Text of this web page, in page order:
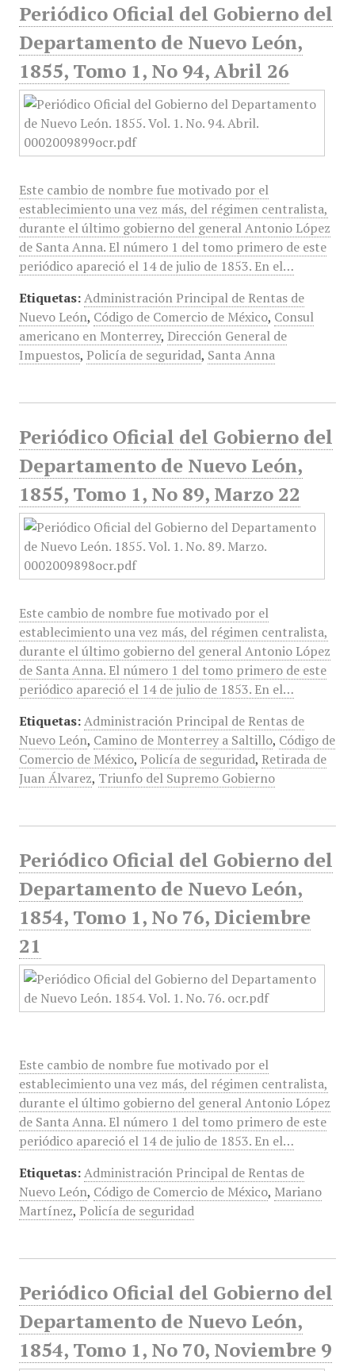
Periódico Oficial del Gobierno del
Departamento de Nuevo León,
1855, Tomo 1, No 94, Abril 26
Este cambio de nombre fue motivado por el
establecimiento una vez más, del régimen centralista,
durante el último gobierno del general Antonio López
de Santa Anna. El número 1 del tomo primero de este
periódico apareció el 14 de julio de 1853. En el…
Etiquetas: Administración Principal de Rentas de
Nuevo León, Código de Comercio de México, Consul
americano en Monterrey, Dirección General de
Impuestos, Policía de seguridad, Santa Anna
Periódico Oficial del Gobierno del
Departamento de Nuevo León,
1855, Tomo 1, No 89, Marzo 22
Este cambio de nombre fue motivado por el
establecimiento una vez más, del régimen centralista,
durante el último gobierno del general Antonio López
de Santa Anna. El número 1 del tomo primero de este
periódico apareció el 14 de julio de 1853. En el…
Etiquetas: Administración Principal de Rentas de
Nuevo León, Camino de Monterrey a Saltillo, Código de
Comercio de México, Policía de seguridad, Retirada de
Juan Álvarez, Triunfo del Supremo Gobierno
Periódico Oficial del Gobierno del
Departamento de Nuevo León,
1854, Tomo 1, No 76, Diciembre
21
Este cambio de nombre fue motivado por el
establecimiento una vez más, del régimen centralista,
durante el último gobierno del general Antonio López
de Santa Anna. El número 1 del tomo primero de este
periódico apareció el 14 de julio de 1853. En el…
Etiquetas: Administración Principal de Rentas de
Nuevo León, Código de Comercio de México, Mariano
Martínez, Policía de seguridad
Periódico Oficial del Gobierno del
Departamento de Nuevo León,
1854, Tomo 1, No 70, Noviembre 9